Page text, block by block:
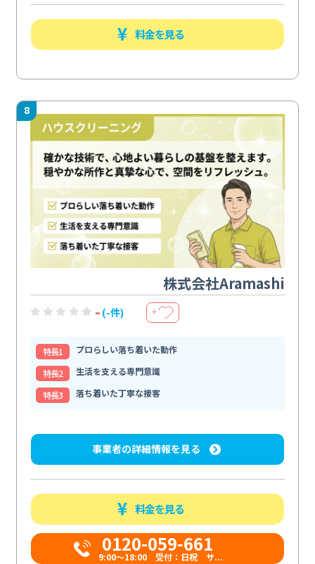
料金を見る
8
株式会社Aramashi
- (-件) ＋
特⻑1
プロらしい落ち着いた動作
特⻑2
生活を支える専門意識
特⻑3
落ち着いた丁寧な接客
事業者の詳細情報を見る
料金を見る
0120-059-661
9:00〜18:00 受付：日祝 サ...